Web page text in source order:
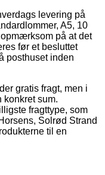
levering på
A5, 10
på at det
før et besluttet
posthuset inden
gratis fragt, men i
konkret sum.
fragttype, som
Solrød Strand
til en